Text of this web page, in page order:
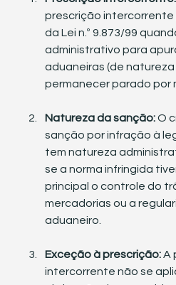
prescrição intercorrente
da Lei n.º 9.873/99
administrativo para
aduaneiras (de
permanecer parado por
Natureza da sanção: O
sanção por infração à
tem natureza
se a norma infringida
principal o controle do
mercadorias ou a
aduaneiro.
Exceção à prescrição: A
intercorrente não se